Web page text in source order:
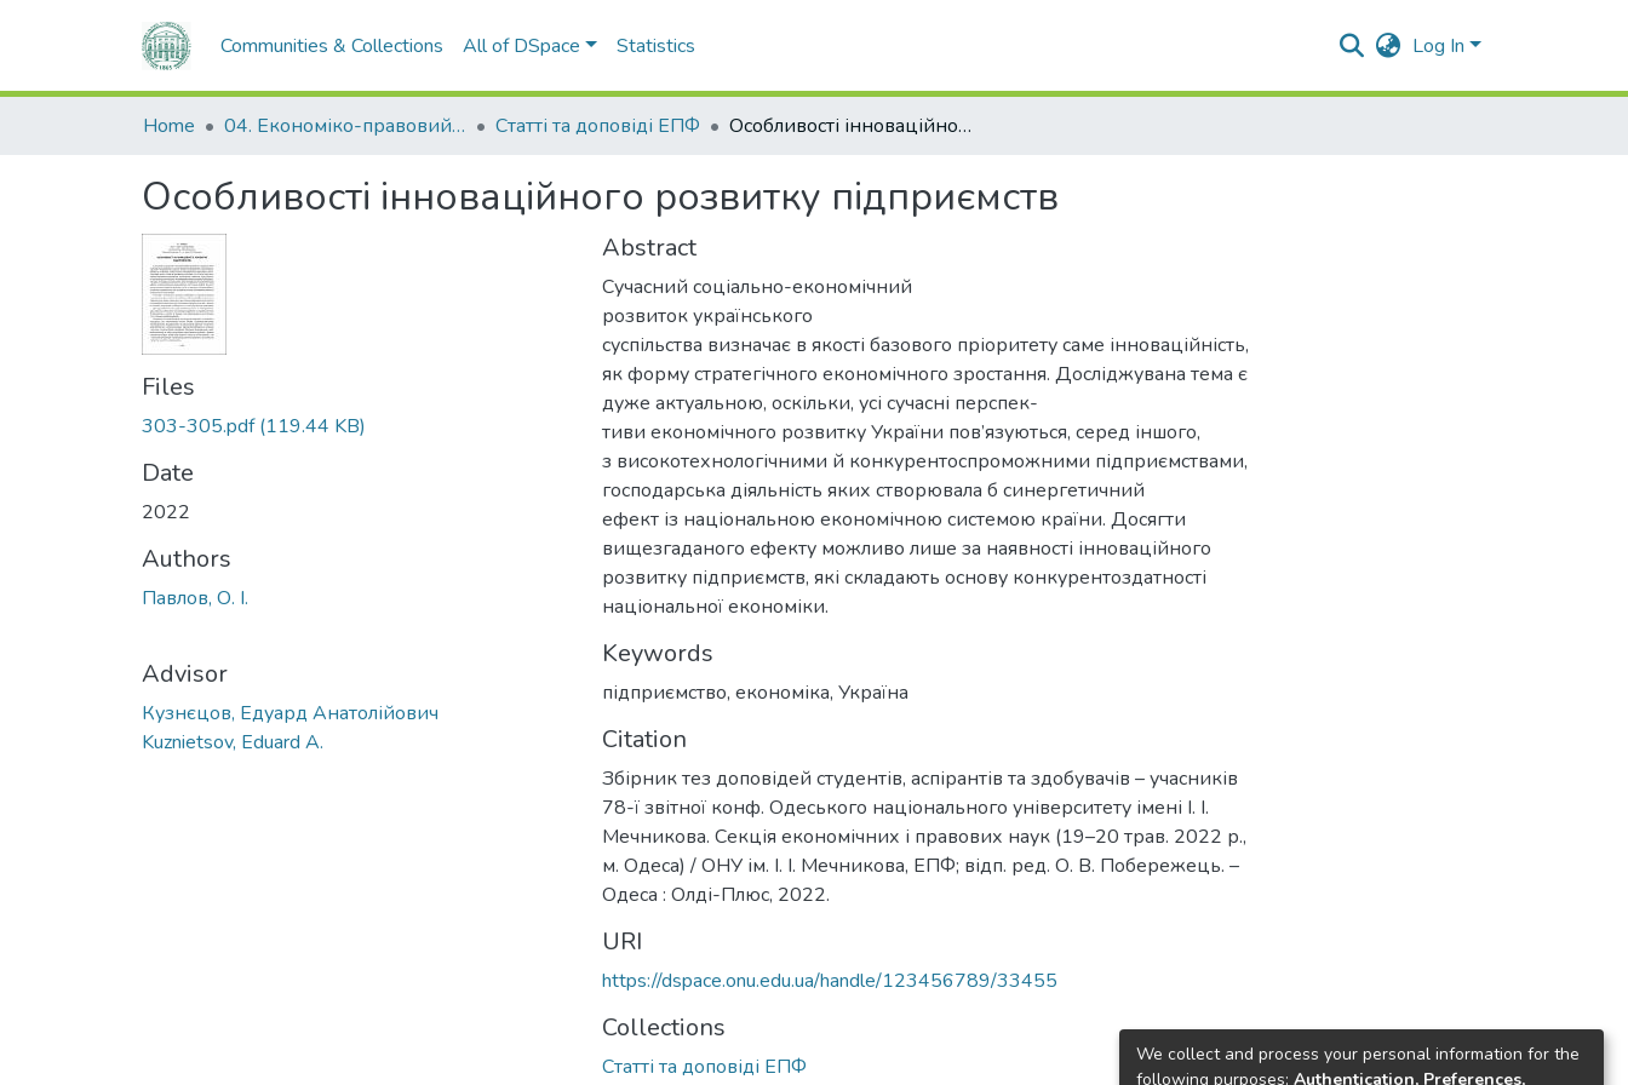
Communities & Collections All of DSpace Statistics Log In
Home 04. Економіко-правовий факультет Статті та доповіді ЕПФ Особливості інноваційного розвитку підприємств
Особливості інноваційного розвитку підприємств
Files
303-305.pdf(119.44 KB)
Date
2022
Authors
Павлов, О. І.
Advisor
Кузнєцов, Едуард Анатолійович
Kuznietsov, Eduard A.
Abstract
Сучасний соціально-економічний
розвиток українського
суспільства визначає в якості базового пріоритету саме інноваційність,
як форму стратегічного економічного зростання. Досліджувана тема є
дуже актуальною, оскільки, усі сучасні перспек-
тиви економічного розвитку України пов’язуються, серед іншого,
з високотехнологічними й конкурентоспроможними підприємствами,
господарська діяльність яких створювала б синергетичний
ефект із національною економічною системою країни. Досягти
вищезгаданого ефекту можливо лише за наявності інноваційного
розвитку підприємств, які складають основу конкурентоздатності
національної економіки.
Keywords
підприємство, економіка, Україна
Citation
Збірник тез доповідей студентів, аспірантів та здобувачів – учасників
78-ї звітної конф. Одеського національного університету імені І. І.
Мечникова. Секція економічних і правових наук (19–20 трав. 2022 р.,
м. Одеса) / ОНУ ім. І. І. Мечникова, ЕПФ; відп. ред. О. В. Побережець. –
Одеса : Олді-Плюс, 2022.
URI
https://dspace.onu.edu.ua/handle/123456789/33455
Collections
Статті та доповіді ЕПФ
We collect and process your personal information for the
following purposes: Authentication, Preferences,